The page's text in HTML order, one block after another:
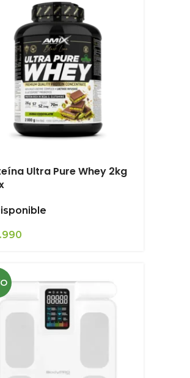
$146.990.$129.990.
Ultra Pure Whey 2kg